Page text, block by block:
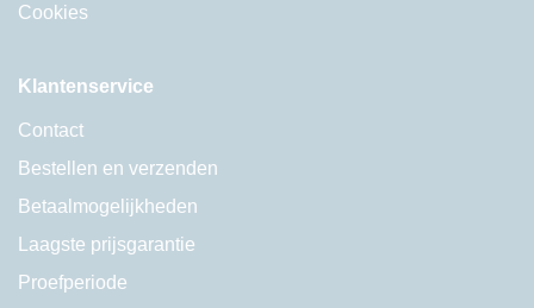
Cookies
Klantenservice
Contact
Bestellen en verzenden
Betaalmogelijkheden
Laagste prijsgarantie
Proefperiode